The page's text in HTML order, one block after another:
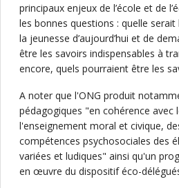
principaux enjeux de l’école et de
les bonnes questions : quelle serait
la jeunesse d’aujourd’hui et de
être les savoirs indispensables à
encore, quels pourraient être les
A noter que l'ONG produit
pédagogiques "en cohérence avec
l'enseignement moral et civique,
compétences psychosociales des
variées et ludiques" ainsi qu'un
en œuvre du dispositif éco-